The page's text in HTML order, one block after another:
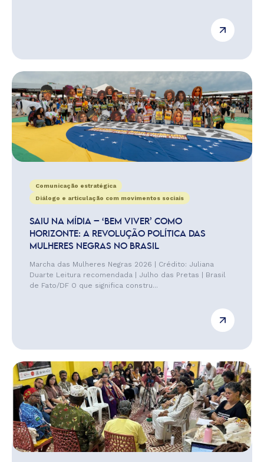
Comunicação estratégica
Diálogo e articulação com movimentos sociais
SAIU NA MÍDIA – ‘BEM VIVER’ COMO
HORIZONTE: A REVOLUÇÃO POLÍTICA DAS
MULHERES NEGRAS NO BRASIL
Marcha das Mulheres Negras 2026 | Crédito: Juliana
Duarte Leitura recomendada | Julho das Pretas | Brasil
de Fato/DF O que significa constru...